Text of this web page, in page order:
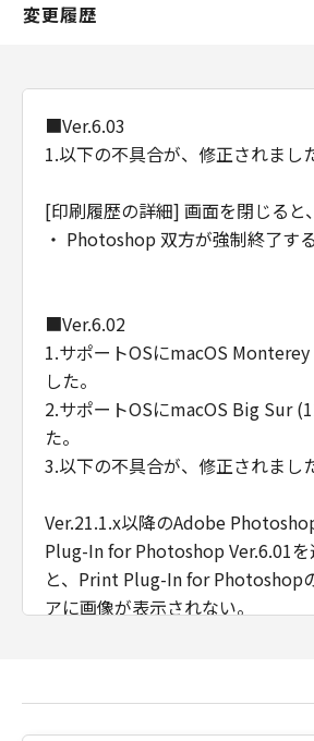
(4) お客様は、上記(3)による本契
準拠法
本契約は、日本国法に準拠する
U.S. GOVERNMENT
NOTICE:
The Software is a "commercial
term is defined at 48 C.F.R.
consisting of "commercial
used in 48 C.F.R. 12.212 (Sept
Consistent with 48 C.F.R.
227.7202-1 through 227.7202-4
all U.S. Government End Users
the Software with only those
herein. Manufacturer is Canon
8501, Japan.
本条において、"the Software"
契約における「本ソフトウエア
のとします。
変更履歴
■Ver.6.03
1.以下の不具合が、修正されまし
[印刷履歴の詳細] 画面を閉じる
・ Photoshop 双方が強制終了する
■Ver.6.02
1.サポートOSにmacOS
した。
2.サポートOSにmacOS Big Sur
た。
3.以下の不具合が、修正されまし
Ver.21.1.x以降のAdobe
Plug-In for Photoshop Ver.6.01を
と、Print Plug-In for Photoshop
アに画像が表示されない。